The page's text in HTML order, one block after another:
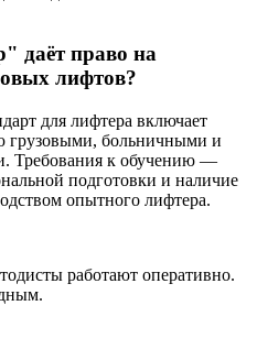
даёт право на
лифтов?
для лифтера включает
грузовыми, больничными и
Требования к обучению —
подготовки и наличие
опытного лифтера.
работают оперативно.